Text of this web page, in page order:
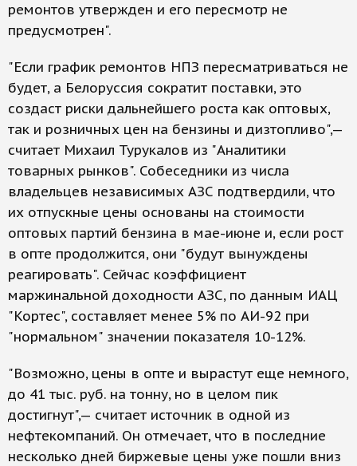
ремонтов утвержден и его пересмотр не
предусмотрен".
"Если график ремонтов НПЗ пересматриваться не
будет, а Белоруссия сократит поставки, это
создаст риски дальнейшего роста как оптовых,
так и розничных цен на бензины и дизтопливо",—
считает Михаил Турукалов из "Аналитики
товарных рынков". Собеседники из числа
владельцев независимых АЗС подтвердили, что
их отпускные цены основаны на стоимости
оптовых партий бензина в мае-июне и, если рост
в опте продолжится, они "будут вынуждены
реагировать". Сейчас коэффициент
маржинальной доходности АЗС, по данным ИАЦ
"Кортес", составляет менее 5% по АИ-92 при
"нормальном" значении показателя 10-12%.
"Возможно, цены в опте и вырастут еще немного,
до 41 тыс. руб. на тонну, но в целом пик
достигнут",— считает источник в одной из
нефтекомпаний. Он отмечает, что в последние
несколько дней биржевые цены уже пошли вниз